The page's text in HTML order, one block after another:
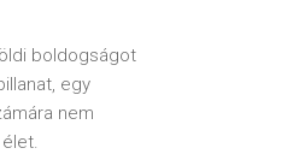
boldogságot
egy
nem